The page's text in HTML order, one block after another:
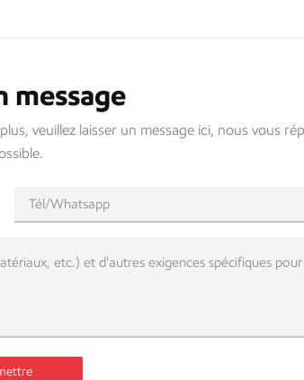
message
veuillez laisser un message ici, nous vous